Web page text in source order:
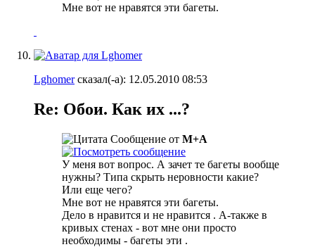
Мне вот не нравятся эти багеты.
Lghomerсказал(-а): 12.05.2010 08:53
Re: Обои. Как их ...?
Сообщение от М+А
У меня вот вопрос. А зачет те багеты вообще
нужны? Типа скрыть неровности какие?
Или еще чего?
Мне вот не нравятся эти багеты.
Дело в нравится и не нравится . А-также в
кривых стенах - вот мне они просто
необходимы - багеты эти .